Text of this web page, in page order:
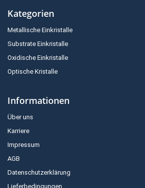
Kategorien
Metallische Einkristalle
Substrate Einkristalle
Oxidische Einkristalle
Optische Kristalle
Informationen
Über uns
Karriere
Impressum
AGB
Datenschutzerklärung
Lieferbedingungen